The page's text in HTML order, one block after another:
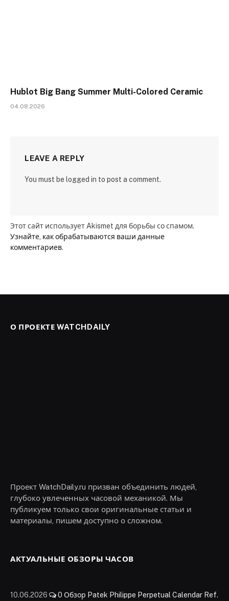
Hublot Big Bang Summer Multi-Colored Ceramic
04.08.2026
LEAVE A REPLY
You must be logged in to post a comment.
Этот сайт использует Akismet для борьбы со спамом.
Узнайте, как обрабатываются ваши данные
комментариев.
О ПРОЕКТЕ WATCHDAILY
Проект WatchDaily.ru призван объединить людей,
глубоко увлеченных часовой механикой. Мы
публикуем только свои оригинальные статьи и
материалы, пишем доступно о сложном.
АКТУАЛЬНЫЕ ОБЗОРЫ ЧАСОВ
10.06.2026 0 Обзор Patek Philippe Perpetual Calendar Ref.